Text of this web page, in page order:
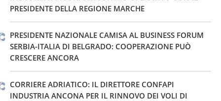
PRESIDENTE DELLA REGIONE MARCHE
PRESIDENTE NAZIONALE CAMISA AL BUSINESS FORUM
SERBIA-ITALIA DI BELGRADO: COOPERAZIONE PUÒ
CRESCERE ANCORA
CORRIERE ADRIATICO: IL DIRETTORE CONFAPI
INDUSTRIA ANCONA PER IL RINNOVO DEI VOLI DI